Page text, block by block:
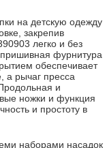
на детскую одежду
закрепив
легко и без
фурнитура
обеспечивает
а рычаг пресса
и
ножки и функция
и простоту в
наборами насадок